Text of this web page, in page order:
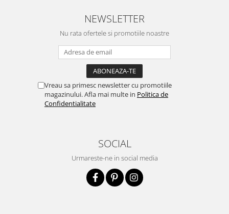
NEWSLETTER
Nu rata ofertele si promotiile noastre
Vreau sa primesc newsletter cu promotiile
magazinului. Afla mai multe in Politica de
Confidentialitate
SOCIAL
Urmareste-ne in social media